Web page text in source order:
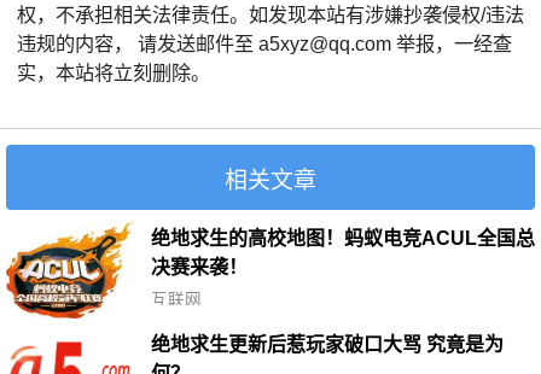
权，不承担相关法律责任。如发现本站有涉嫌抄袭侵权/违法
违规的内容， 请发送邮件至 a5xyz@qq.com 举报，一经查
实，本站将立刻删除。
相关文章
绝地求生的高校地图！蚂蚁电竞ACUL全国总
决赛来袭！
互联网
绝地求生更新后惹玩家破口大骂 究竟是为